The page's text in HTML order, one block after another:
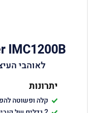
IMC1200B
לאוהבי
יתרונות
קלה ופשוטה